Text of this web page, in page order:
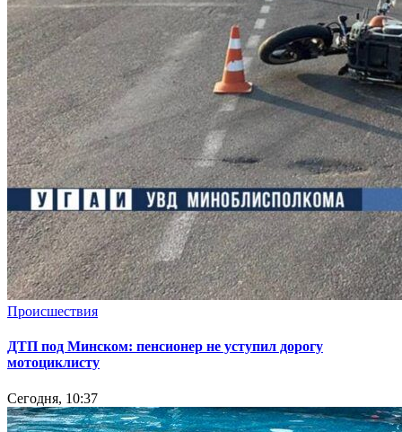
Происшествия
ДТП под Минском: пенсионер не уступил дорогу
мотоциклисту
Сегодня, 10:37